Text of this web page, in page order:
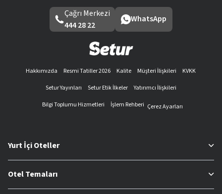
Çağrı Merkezi
444 28 22
WhatsApp
Hakkımızda Resmi Tatiller 2026 Kalite Müşteri İlişkileri
KVKK
Setur Yayınları
Setur Etik İlkeler
Yatırımcı İlişkileri
Bilgi Toplumu Hizmetleri
İşlem Rehberi Çerez Ayarları
Yurt İçi Oteller
Otel Temaları